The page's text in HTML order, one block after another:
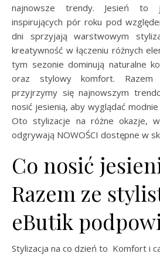
najnowsze trendy. Jesień to
inspirujących pór roku pod
dni sprzyjają warstwowym
kreatywność w łączeniu różnych
tym sezonie dominują naturalne
oraz stylowy komfort.
przyjrzymy się najnowszym
nosić jesienią, aby wyglądać
Oto stylizacje na różne okazje,
odgrywają NOWOŚCI dostępne w
Co nosić
Razem ze
eButik
Stylizacja na co dzień to Komfort i